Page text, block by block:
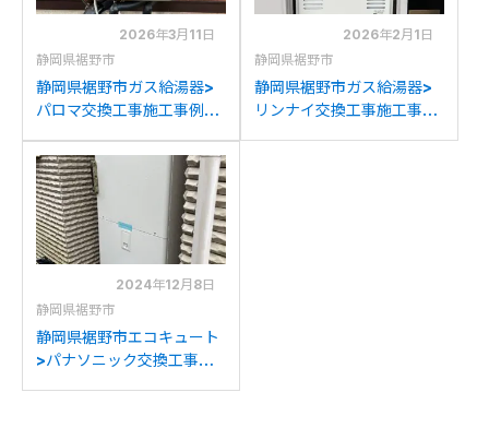
2026年3月11日
静岡県裾野市
静岡県裾野市ガス給湯器>
パロマ交換工事施工事例：
からパロマFH-2023SAW-
1への交換
2026年2月1日
静岡県裾野市
静岡県裾野市ガス給湯器>
リンナイ交換工事施工事
2024年12月8日
静岡県裾野市
静岡県裾野市エコキュート
>パナソニック交換工事施